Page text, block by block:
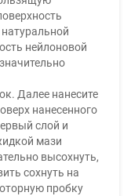
нейлоновой
Далее нанесите
нанесенного
слой и
мази
высохнуть,
сохнуть на
пробку